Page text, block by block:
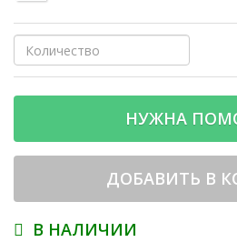
НУЖНА
ДОБАВИТЬ В
В НАЛИЧИИ